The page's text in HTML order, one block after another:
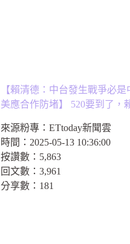
【賴清德：中台發生戰爭必
美應合作防堵】 520要到了，
來源粉專： ETtoday新聞雲
時間： 2025-05-13 10:36:00
按讚數： 5,863
回文數： 3,961
分享數： 181